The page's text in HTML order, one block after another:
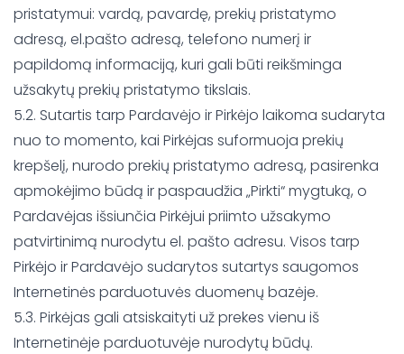
pristatymui: vardą, pavardę, prekių pristatymo
adresą, el.pašto adresą, telefono numerį ir
papildomą informaciją, kuri gali būti reikšminga
užsakytų prekių pristatymo tikslais.
5.2. Sutartis tarp Pardavėjo ir Pirkėjo laikoma sudaryta
nuo to momento, kai Pirkėjas suformuoja prekių
krepšelį, nurodo prekių pristatymo adresą, pasirenka
apmokėjimo būdą ir paspaudžia „Pirkti“ mygtuką, o
Pardavėjas išsiunčia Pirkėjui priimto užsakymo
patvirtinimą nurodytu el. pašto adresu. Visos tarp
Pirkėjo ir Pardavėjo sudarytos sutartys saugomos
Internetinės parduotuvės duomenų bazėje.
5.3. Pirkėjas gali atsiskaityti už prekes vienu iš
Internetinėje parduotuvėje nurodytų būdų.